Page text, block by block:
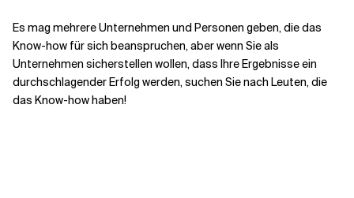
Es mag mehrere Unternehmen und Personen geben, die das
Know-how für sich beanspruchen, aber wenn Sie als
Unternehmen sicherstellen wollen, dass Ihre Ergebnisse ein
durchschlagender Erfolg werden, suchen Sie nach Leuten, die
das Know-how haben!